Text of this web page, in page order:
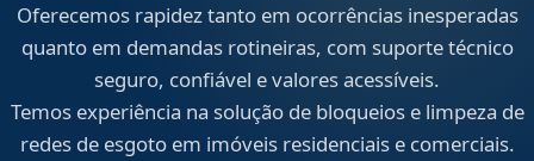
Oferecemos rapidez tanto em ocorrências inesperadas
quanto em demandas rotineiras, com suporte técnico
seguro, confiável e valores acessíveis.
Temos experiência na solução de bloqueios e limpeza de
redes de esgoto em imóveis residenciais e comerciais.